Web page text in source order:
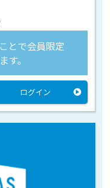
とで会員限定
す。
ログイン